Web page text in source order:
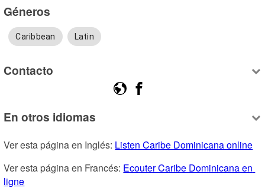
Géneros
Caribbean Latin
Contacto
En otros idiomas
Ver esta página en Inglés: Listen Caribe Dominicana online
Ver esta página en Francés: Ecouter Caribe Dominicana en
ligne